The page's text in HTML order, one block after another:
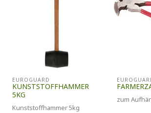
EUROGUARD
KUNSTSTOFFHAMMER
5KG
Kunststoffhammer 5kg
zum